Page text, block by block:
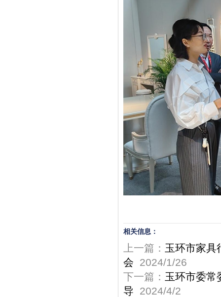
相关信息：
上一篇： 玉环市家具
会 2024/1/26
下一篇： 玉环市委常
导 2024/4/2